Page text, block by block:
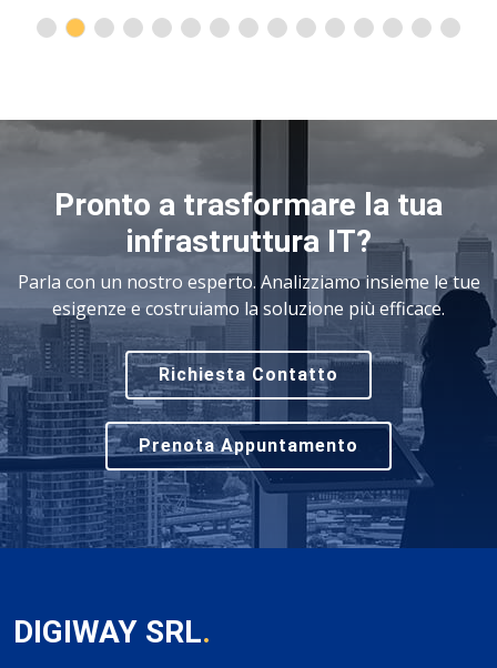
Pronto a trasformare la tua
infrastruttura IT?
Parla con un nostro esperto. Analizziamo insieme le tue
esigenze e costruiamo la soluzione più efficace.
Richiesta Contatto
Prenota Appuntamento
DIGIWAY SRL.